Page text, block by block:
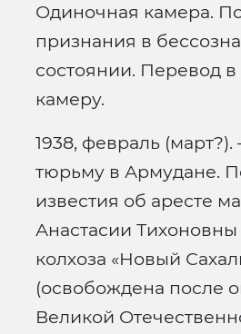
Одиночная камера.
признания в
состоянии. Перевод
камеру.
1938, февраль
тюрьму в Армудане.
известия об аресте
Анастасии Тихоновны
колхоза «Новый
(освобождена после
Великой